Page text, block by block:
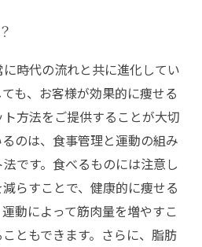
時代の流れと共に進化してい
も、お客様が効果的に痩せる
方法をご提供することが大切
のは、食事管理と運動の組み
です。食べるものには注意し
らすことで、健康的に痩せる
動によって筋肉量を増やすこ
ともできます。さらに、脂肪